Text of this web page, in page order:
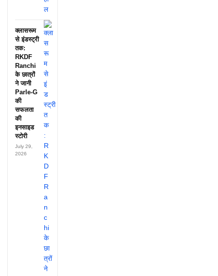
क्लासरूम
से इंडस्ट्री
तक:
RKDF
Ranchi
के छात्रों
ने जानी
Parle-G
की
सफलता
की
इनसाइड
स्टोरी
July 29,
2026